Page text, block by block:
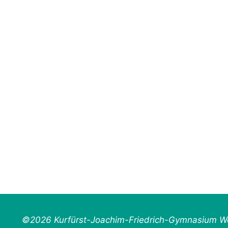
©2026 Kurfürst-Joachim-Friedrich-Gymnasium